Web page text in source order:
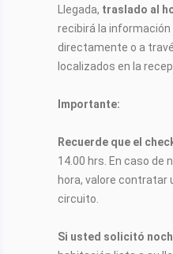
Llegada, traslado al
recibirá la información
directamente o a
localizados en la
Importante:
Recuerde que el
14.00 hrs. En caso de
hora, valore contratar
circuito.
Si usted solicitó